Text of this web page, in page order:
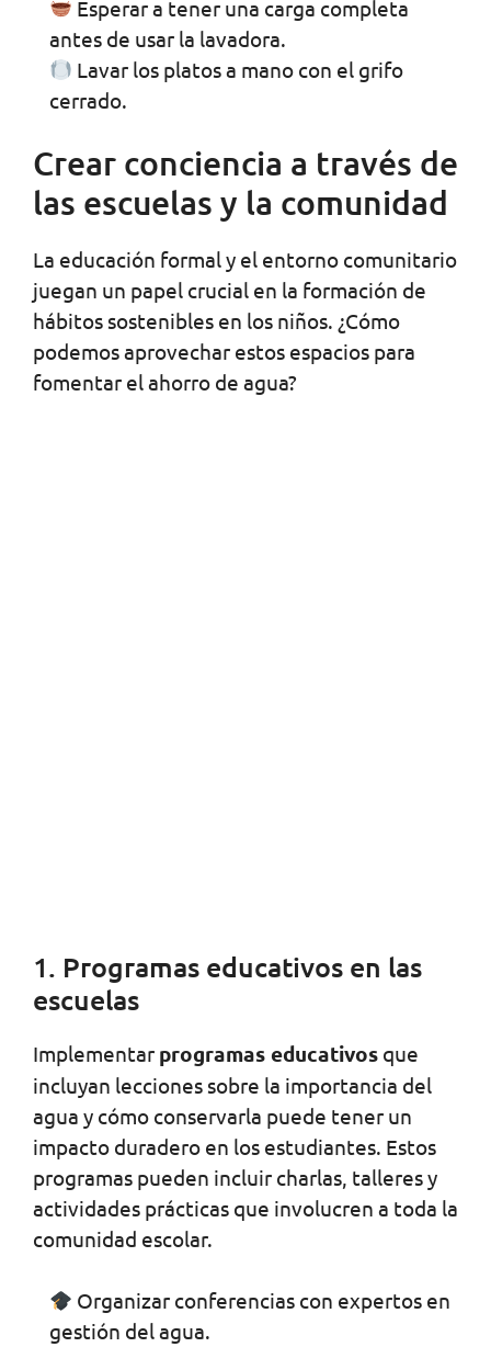
Esperar a tener una carga completa
antes de usar la lavadora.
Lavar los platos a mano con el grifo
cerrado.
Crear conciencia a través de
las escuelas y la comunidad
La educación formal y el entorno comunitario
juegan un papel crucial en la formación de
hábitos sostenibles en los niños. ¿Cómo
podemos aprovechar estos espacios para
fomentar el ahorro de agua?
1. Programas educativos en las
escuelas
Implementar programas educativos que
incluyan lecciones sobre la importancia del
agua y cómo conservarla puede tener un
impacto duradero en los estudiantes. Estos
programas pueden incluir charlas, talleres y
actividades prácticas que involucren a toda la
comunidad escolar.
Organizar conferencias con expertos en
gestión del agua.